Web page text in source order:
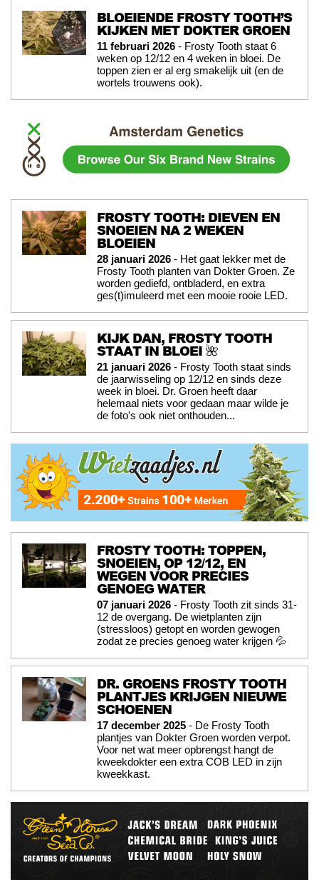
BLOEIENDE FROSTY TOOTH’S
KIJKEN MET DOKTER GROEN
11 februari 2026 - Frosty Tooth staat 6
weken op 12/12 en 4 weken in bloei. De
toppen zien er al erg smakelijk uit (en de
wortels trouwens ook).
FROSTY TOOTH: DIEVEN EN
SNOEIEN NA 2 WEKEN
BLOEIEN
28 januari 2026 - Het gaat lekker met de
Frosty Tooth planten van Dokter Groen. Ze
worden gediefd, ontbladerd, en extra
ges(t)imuleerd met een mooie rooie LED.
KIJK DAN, FROSTY TOOTH
STAAT IN BLOEI 🌺
21 januari 2026 - Frosty Tooth staat sinds
de jaarwisseling op 12/12 en sinds deze
week in bloei. Dr. Groen heeft daar
helemaal niets voor gedaan maar wilde je
de foto's ook niet onthouden...
FROSTY TOOTH: TOPPEN,
SNOEIEN, OP 12/12, EN
WEGEN VOOR PRECIES
GENOEG WATER
07 januari 2026 - Frosty Tooth zit sinds 31-
12 de overgang. De wietplanten zijn
(stressloos) getopt en worden gewogen
zodat ze precies genoeg water krijgen 💦
DR. GROENS FROSTY TOOTH
PLANTJES KRIJGEN NIEUWE
SCHOENEN
17 december 2025 - De Frosty Tooth
plantjes van Dokter Groen worden verpot.
Voor net wat meer opbrengst hangt de
kweekdokter een extra COB LED in zijn
kweekkast.